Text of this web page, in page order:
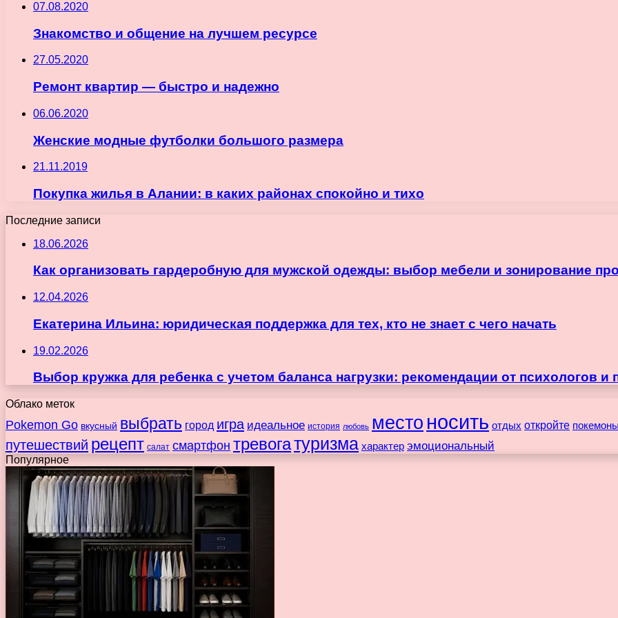
07.08.2020
Знакомство и общение на лучшем ресурсе
27.05.2020
Ремонт квартир — быстро и надежно
06.06.2020
Женские модные футболки большого размера
21.11.2019
Покупка жилья в Алании: в каких районах спокойно и тихо
Последние записи
18.06.2026
Как организовать гардеробную для мужской одежды: выбор мебели и зонирование
12.04.2026
Екатерина Ильина: юридическая поддержка для тех, кто не знает с чего начать
19.02.2026
Выбор кружка для ребенка с учетом баланса нагрузки: рекомендации от психологов и
Облако меток
Pokemon Go вкусный выбрать город игра идеальное история любовь место носить отдых откройте покемоны
путешествий рецепт салат смартфон тревогатуризма характер эмоциональный
Популярное